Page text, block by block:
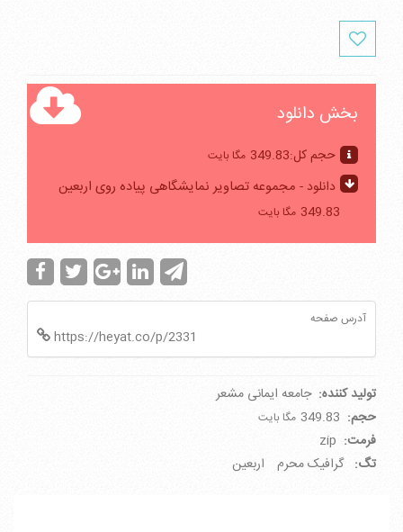
بخش دانلود
حجم کل:349.83 مگا بایت
دانلود - مجموعه تصاویر نمایشگاهی پیاده روی اربعین
349.83 مگا بایت
آدرس صفحه
https://heyat.co/p/2331
تولید کننده: جامعه ایمانی مشعر
حجم: 349.83 مگا بایت
فرمت: zip
تگ: گرافیک محرم اربعین